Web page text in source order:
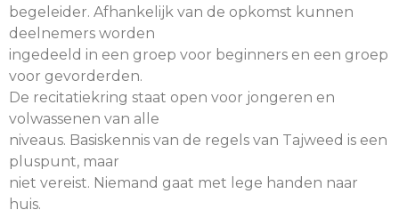
begeleider. Afhankelijk van de opkomst kunnen
deelnemers worden
ingedeeld in een groep voor beginners en een groep
voor gevorderden.
De recitatiekring staat open voor jongeren en
volwassenen van alle
niveaus. Basiskennis van de regels van Tajweed is een
pluspunt, maar
niet vereist. Niemand gaat met lege handen naar
huis.